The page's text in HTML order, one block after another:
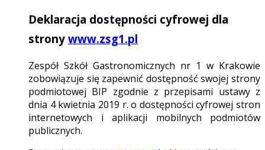
Deklaracja dostępności cyfrowej dla
strony www.zsg1.pl
Zespół Szkół Gastronomicznych nr 1 w Krakowie
zobowiązuje się zapewnić dostępność swojej strony
podmiotowej BIP zgodnie z przepisami ustawy z
dnia 4 kwietnia 2019 r. o dostępności cyfrowej stron
internetowych i aplikacji mobilnych podmiotów
publicznych.